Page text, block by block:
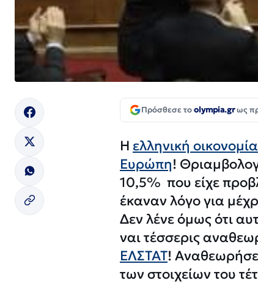
Πρόσθεσε τοolympia.grως
Η ελληνική οικονομία
Ευρώπη!
10,5% που είχε
έκαναν λόγο για
Δεν λένε όμως ότι
ναι τέσσερις
ΕΛΣΤΑΤ!
των στοιχείων του